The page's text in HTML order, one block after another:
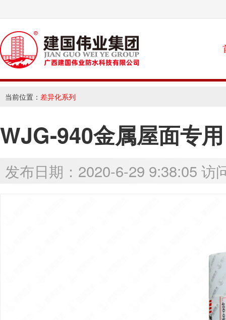
当前位置： 差异化系列
WJG-940金属屋面专
发布日期：2020-6-29 9:38:05 访